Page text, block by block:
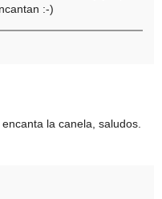
:-)
la canela, saludos.